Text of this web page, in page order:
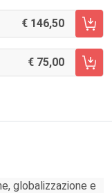
146,50
75,00
globalizzazione e